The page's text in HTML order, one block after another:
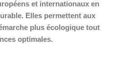
et internationaux en
Elles permettent aux
plus écologique tout
optimales.